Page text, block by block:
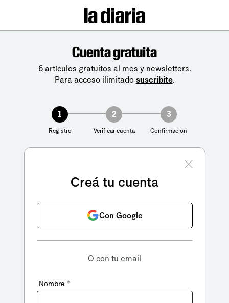
Cuenta gratuita
6 artículos gratuitos al mes y newsletters.
Para acceso ilimitado suscribite.
1
Registro
2
Verificar cuenta
3
Confirmación
Creá tu cuenta
Con Google
O con tu email
Nombre *